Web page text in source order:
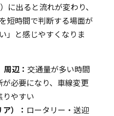
に出ると流れが変わり、
短時間で判断する場面が
」と感じやすくなりま
周辺：交通量が多い時間
必要になり、車線変更
りやすい
）： ロータリー・送迎